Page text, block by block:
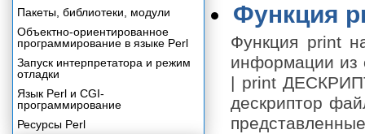
Функция
Функция print
информации из
| print
дескриптор
Пакеты, библиотеки, модули
Объектно-ориентированное
программирование в языке Perl
Запуск интерпретатора и режим
отладки
Язык Perl и CGI-
программирование
Ресурсы Perl